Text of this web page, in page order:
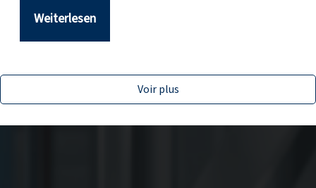
Weiterlesen
Voir plus